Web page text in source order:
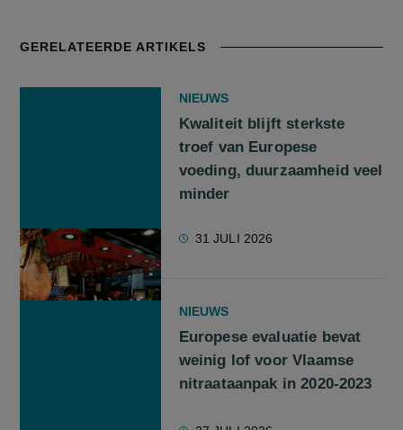
GERELATEERDE ARTIKELS
NIEUWS
Kwaliteit blijft sterkste
troef van Europese
voeding, duurzaamheid veel
minder
31 JULI 2026
NIEUWS
Europese evaluatie bevat
weinig lof voor Vlaamse
nitraataanpak in 2020-2023